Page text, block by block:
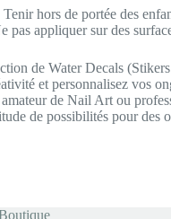
Tenir hors de portée des
pas appliquer sur des
de Water Decals
et personnalisez vos
de Nail Art ou
de possibilités pour des